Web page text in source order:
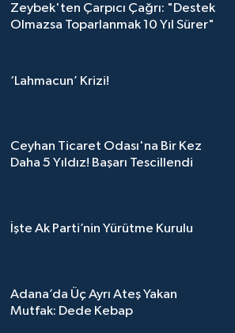
Zeybek'ten Çarpıcı Çağrı: "Destek
Olmazsa Toparlanmak 10 Yıl Sürer"
‘Lahmacun’ Krizi!
Ceyhan Ticaret Odası'na Bir Kez
Daha 5 Yıldız! Başarı Tescillendi
İşte Ak Parti’nin Yürütme Kurulu
Adana’da Üç Ayrı Ateş Yakan
Mutfak: Dede Kebap